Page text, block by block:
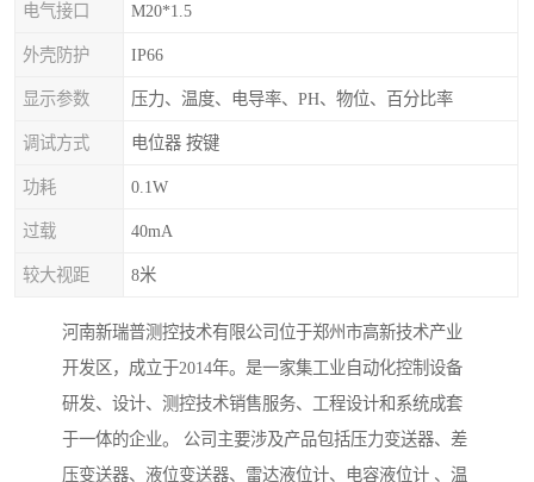
电气接口 M20*1.5
外壳防护 IP66
显示参数 压力、温度、电导率、PH、物位、百分比率
调试方式 电位器 按键
功耗 0.1W
过载 40mA
较大视距 8米
河南新瑞普测控技术有限公司位于郑州市高新技术产业
开发区，成立于2014年。是一家集工业自动化控制设备
研发、设计、测控技术销售服务、工程设计和系统成套
于一体的企业。 公司主要涉及产品包括压力变送器、差
压变送器、液位变送器、雷达液位计、电容液位计 、温